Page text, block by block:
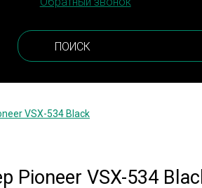
VSX-534 Black
Pioneer VSX-534